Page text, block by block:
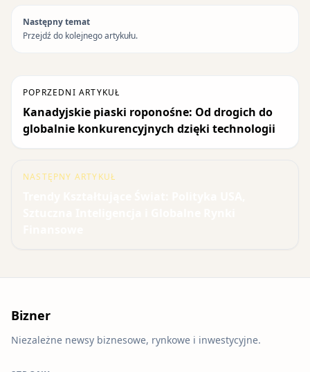
Następny temat
Przejdź do kolejnego artykułu.
POPRZEDNI ARTYKUŁ
Kanadyjskie piaski roponośne: Od drogich do
globalnie konkurencyjnych dzięki technologii
NASTĘPNY ARTYKUŁ
Bizner
Niezależne newsy biznesowe, rynkowe i inwestycyjne.